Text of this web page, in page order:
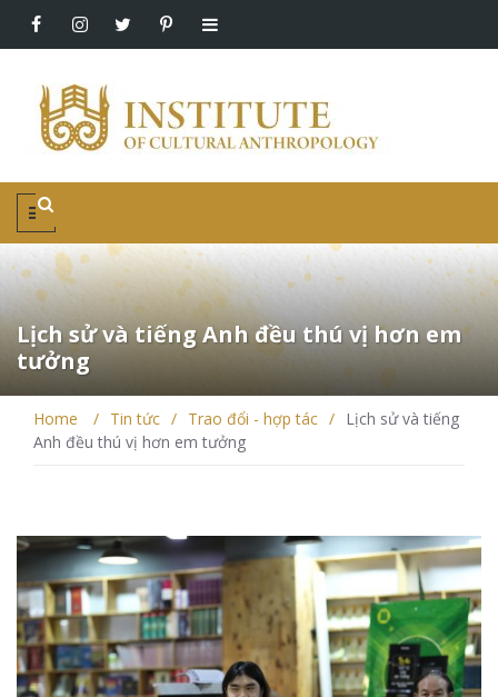
Lịch sử và tiếng Anh đều thú vị hơn em
tưởng
Home / Tin tức / Trao đổi - hợp tác / Lịch sử và tiếng
Anh đều thú vị hơn em tưởng